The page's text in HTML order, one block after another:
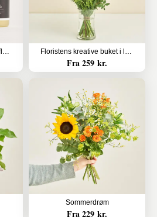
Floristens kreative buket, flerfarvet med flydende sæbe fra Badeanstalten Floristens kreative buket i lyserøde nuancer
Fra 259 kr.
Sommerdrøm
Fra 229 kr.